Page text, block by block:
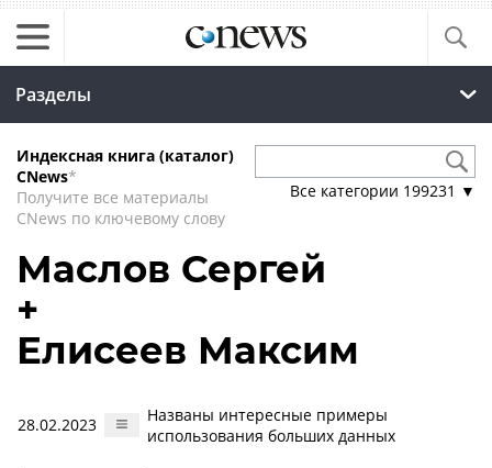
Разделы
Индексная книга (каталог)
CNews*
Получите все материалы
CNews по ключевому слову
Все категории 199231 ▼
Маслов Сергей
+
Елисеев Максим
28.02.2023
Названы интересные примеры
использования больших данных